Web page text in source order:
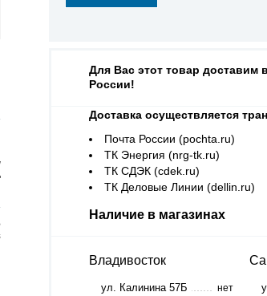
Для Вас этот товар доставим
России!
Доставка осуществляется
Почта России (pochta.ru)
ТК Энергия (nrg-tk.ru)
ТК СДЭК (cdek.ru)
ТК Деловые Линии (dellin.ru)
Наличие в магазинах
Владивосток
ул. Калинина 57Б нет